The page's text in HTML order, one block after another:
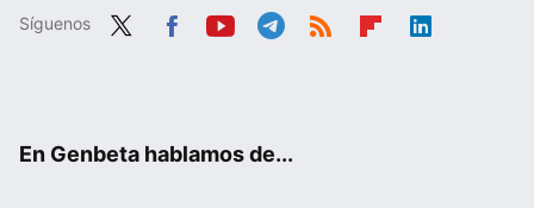
Síguenos
En Genbeta hablamos de...